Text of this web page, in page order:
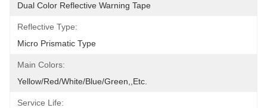
Dual Color Reflective Warning Tape
Reflective Type:
Micro Prismatic Type
Main Colors:
Yellow/red/white/blue/green,,etc.
Service Life: